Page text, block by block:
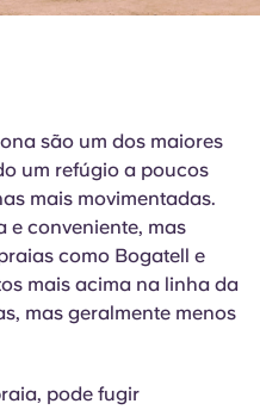
são um dos maiores
um refúgio a poucos
mais movimentadas.
e conveniente, mas
como Bogatell e
mais acima na linha da
mas geralmente menos
pode fugir